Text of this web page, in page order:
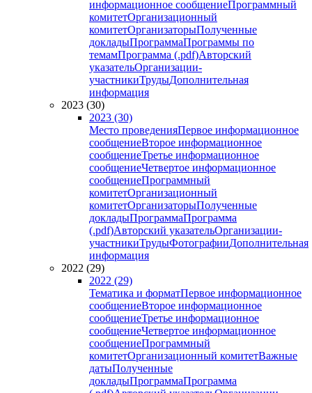
информационное сообщениеПрограммный
комитетОрганизационный
комитетОрганизаторыПолученные
докладыПрограммаПрограммы по
темамПрограмма (.pdf)Авторский
указательОрганизации-
участникиТрудыДополнительная
информация
2023 (30)
2023 (30)
Место проведенияПервое информационное
сообщениеВторое информационное
сообщениеТретье информационное
сообщениеЧетвертое информационное
сообщениеПрограммный
комитетОрганизационный
комитетОрганизаторыПолученные
докладыПрограммаПрограмма
(.pdf)Авторский указательОрганизации-
участникиТрудыФотографииДополнительная
информация
2022 (29)
2022 (29)
Тематика и форматПервое информационное
сообщениеВторое информационное
сообщениеТретье информационное
сообщениеЧетвертое информационное
сообщениеПрограммный
комитетОрганизационный комитетВажные
датыПолученные
докладыПрограммаПрограмма